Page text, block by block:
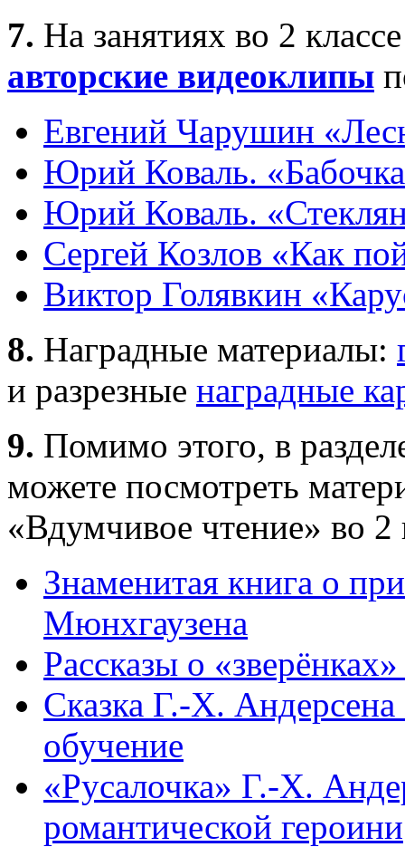
7. На занятиях во 2
авторские видеоклипы
Евгений Чарушин
Юрий Коваль.
Юрий Коваль.
Сергей Козлов «Как
Виктор Голявкин
8. Наградные материалы:
и разрезные наградные
9. Помимо этого, в
можете посмотреть
«Вдумчивое чтение» во 2
Знаменитая книга о
Мюнхгаузена
Рассказы о
Сказка Г.-Х.
обучение
«Русалочка» Г.-Х.
романтической героини